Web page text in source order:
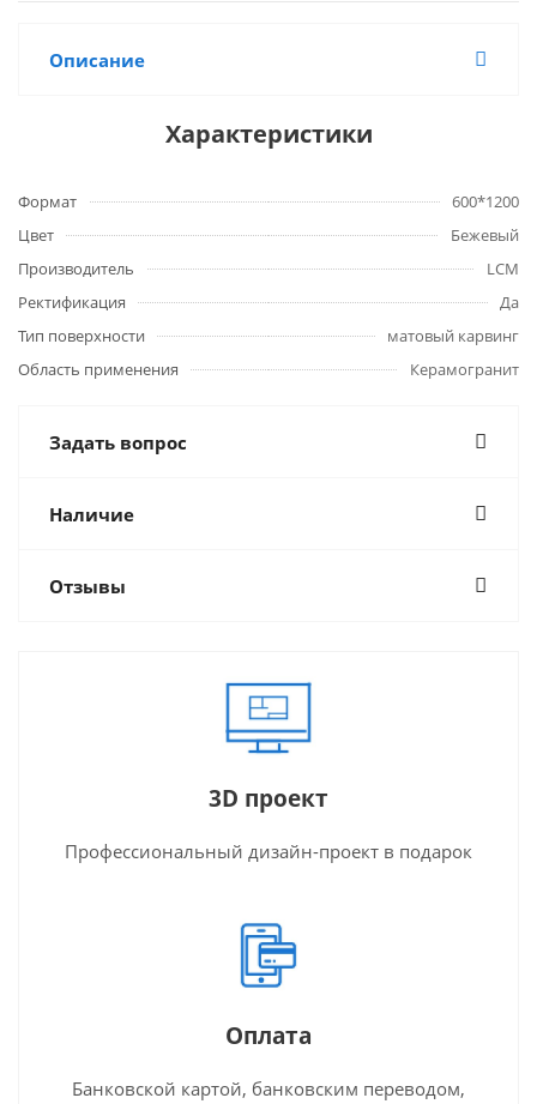
Описание
Характеристики
Формат
600*1200
Цвет
Бежевый
Производитель
LCM
Ректификация
Да
Тип поверхности
матовый карвинг
Область применения
Керамогранит
Задать вопрос
Наличие
Отзывы
3D проект
Профессиональный дизайн-проект в подарок
Оплата
Банковской картой, банковским переводом,